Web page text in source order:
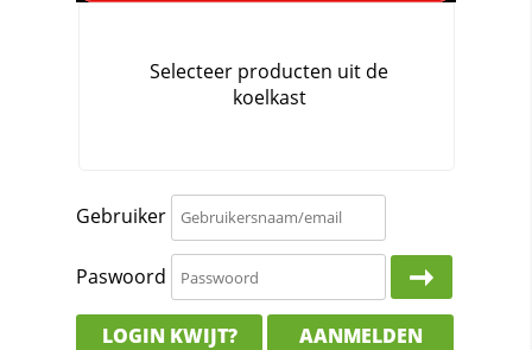
Gebruiker
Paswoord
LOGIN KWIJT? AANMELDEN